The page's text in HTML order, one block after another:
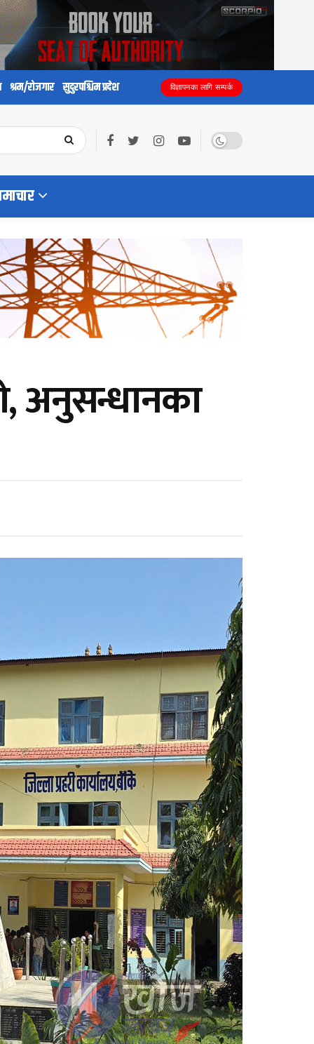
श्रम/रोजगार सुदुरपश्चिम प्रदेश विज्ञापनका लागि सम्पर्क
अनुसन्धानका